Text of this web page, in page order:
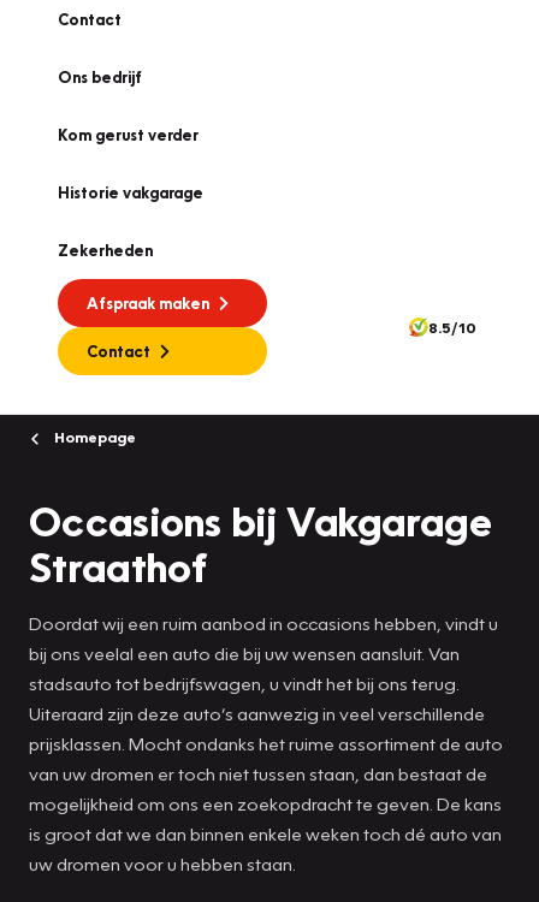
Contact
Ons bedrijf
Kom gerust verder
Historie vakgarage
Zekerheden
Afspraak maken
Contact
8.5/10
Homepage
Occasions bij Vakgarage
Straathof
Doordat wij een ruim aanbod in occasions hebben, vindt u
bij ons veelal een auto die bij uw wensen aansluit. Van
stadsauto tot bedrijfswagen, u vindt het bij ons terug.
Uiteraard zijn deze auto’s aanwezig in veel verschillende
prijsklassen. Mocht ondanks het ruime assortiment de auto
van uw dromen er toch niet tussen staan, dan bestaat de
mogelijkheid om ons een zoekopdracht te geven. De kans
is groot dat we dan binnen enkele weken toch dé auto van
uw dromen voor u hebben staan.